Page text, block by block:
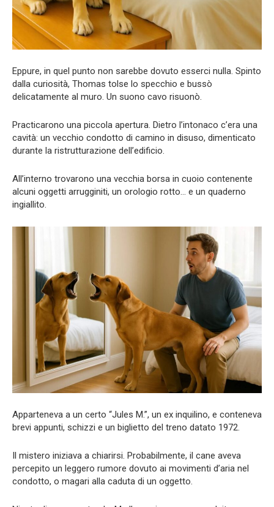
Eppure, in quel punto non sarebbe dovuto esserci nulla. Spinto
dalla curiosità, Thomas tolse lo specchio e bussò
delicatamente al muro. Un suono cavo risuonò.
Practicarono una piccola apertura. Dietro l’intonaco c’era una
cavità: un vecchio condotto di camino in disuso, dimenticato
durante la ristrutturazione dell’edificio.
All’interno trovarono una vecchia borsa in cuoio contenente
alcuni oggetti arrugginiti, un orologio rotto… e un quaderno
ingiallito.
Apparteneva a un certo “Jules M.”, un ex inquilino, e conteneva
brevi appunti, schizzi e un biglietto del treno datato 1972.
Il mistero iniziava a chiarirsi. Probabilmente, il cane aveva
percepito un leggero rumore dovuto ai movimenti d’aria nel
condotto, o magari alla caduta di un oggetto.